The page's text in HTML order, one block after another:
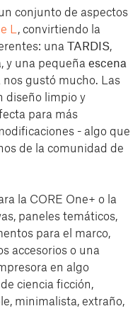
conjunto de aspectos
L , convirtiendo la
una TARDIS,
y una pequeña escena
nos gustó mucho. Las
diseño limpio y
para más
- algo que
de la comunidad de
la CORE One+ o la
paneles temáticos,
para el marco,
accesorios o una
en algo
ciencia ficción,
minimalista, extraño,